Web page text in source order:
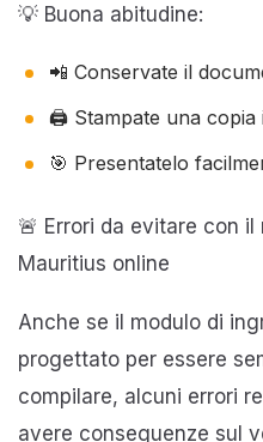
💡 Buona abitudine:
📲 Conservate il
🖨️ Stampate una copia
🎯 Presentatelo
🚨 Errori da evitare con
Mauritius online
Anche se il modulo di
progettato per essere
compilare, alcuni errori
avere conseguenze sul